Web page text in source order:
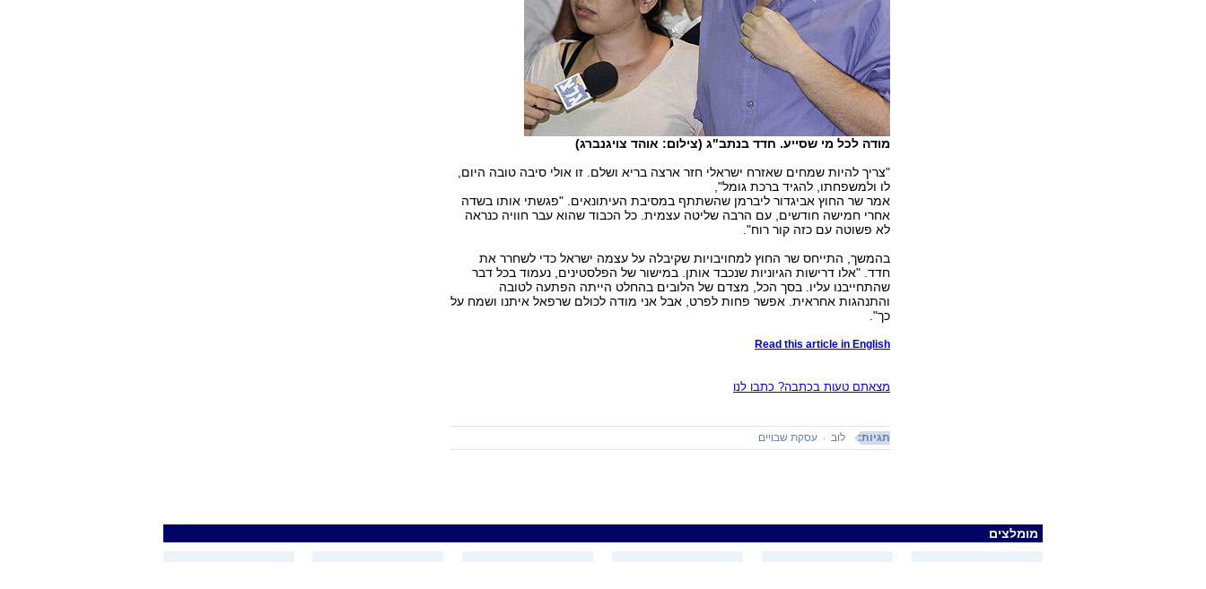
מודה לכל מי שסייע. חדד בנתב"ג (צילום: אוהד צויגנברג)
"צריך להיות שמחים שאזרח ישראלי חזר ארצה בריא ושלם. זו אולי סיבה טובה היום,
לו ולמשפחתו, להגיד ברכת גומל",
אמר שר החוץ אביגדור ליברמן שהשתתף במסיבת העיתונאים. "פגשתי אותו בשדה
אחרי חמישה חודשים, עם הרבה שליטה עצמית. כל הכבוד שהוא עבר חוויה כנראה
לא פשוטה עם כזה קור רוח".
בהמשך, התייחס שר החוץ למחויבויות שקיבלה על עצמה ישראל כדי לשחרר את
חדד. "אלו דרישות הגיוניות שנכבד אותן. במישור של הפלסטינים, נעמוד בכל דבר
שהתחייבנו עליו. בסך הכל, מצדם של הלובים בהחלט הייתה הפתעה לטובה
והתנהגות אחראית. אפשר פחות לפרט, אבל אני מודה לכולם שרפאל איתנו ושמח על
כך".
Read this article in English
מצאתם טעות בכתבה? כתבו לנו
תגיות: לוב עסקת שבויים
מומלצים